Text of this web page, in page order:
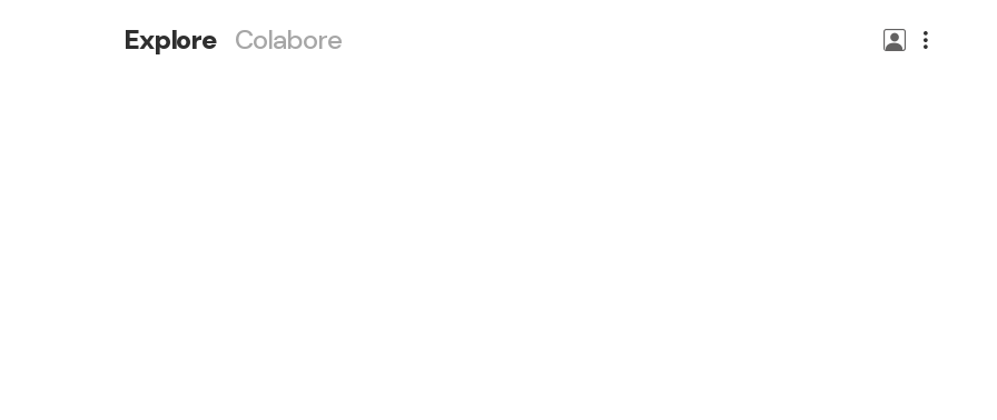
Explore Colabore